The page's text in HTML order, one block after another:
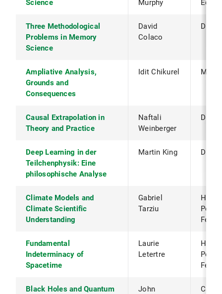
Science
Murphy
Three Methodological
Problems in Memory
Science
David
Colaco
DFG
Ampliative Analysis,
Grounds and
Consequences
Idit Chikurel
Causal Extrapolation in
Theory and Practice
Naftali
Weinberger
DFG
Deep Learning in der
Teilchenphysik: Eine
philosophische Analyse
Martin King DFG
Climate Models and
Climate Scientific
Understanding
Gabriel
Tarziu
Fundamental
Indeterminacy of
Spacetime
Laurie
Letertre
Black Holes and Quantum
John